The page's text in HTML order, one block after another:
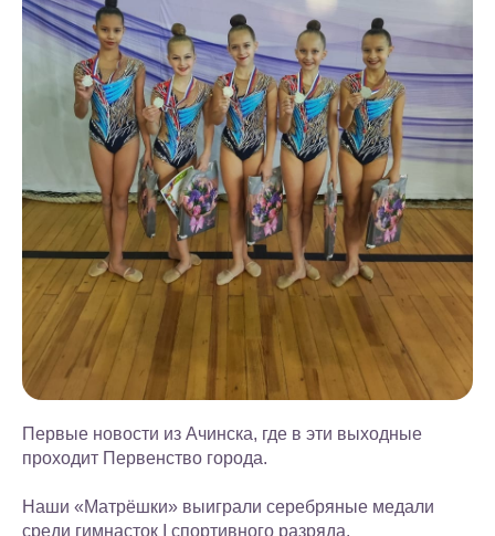
Первые новости из Ачинска, где в эти выходные
проходит Первенство города.
Наши «Матрëшки» выиграли серебряные медали
среди гимнасток I спортивного разряда.